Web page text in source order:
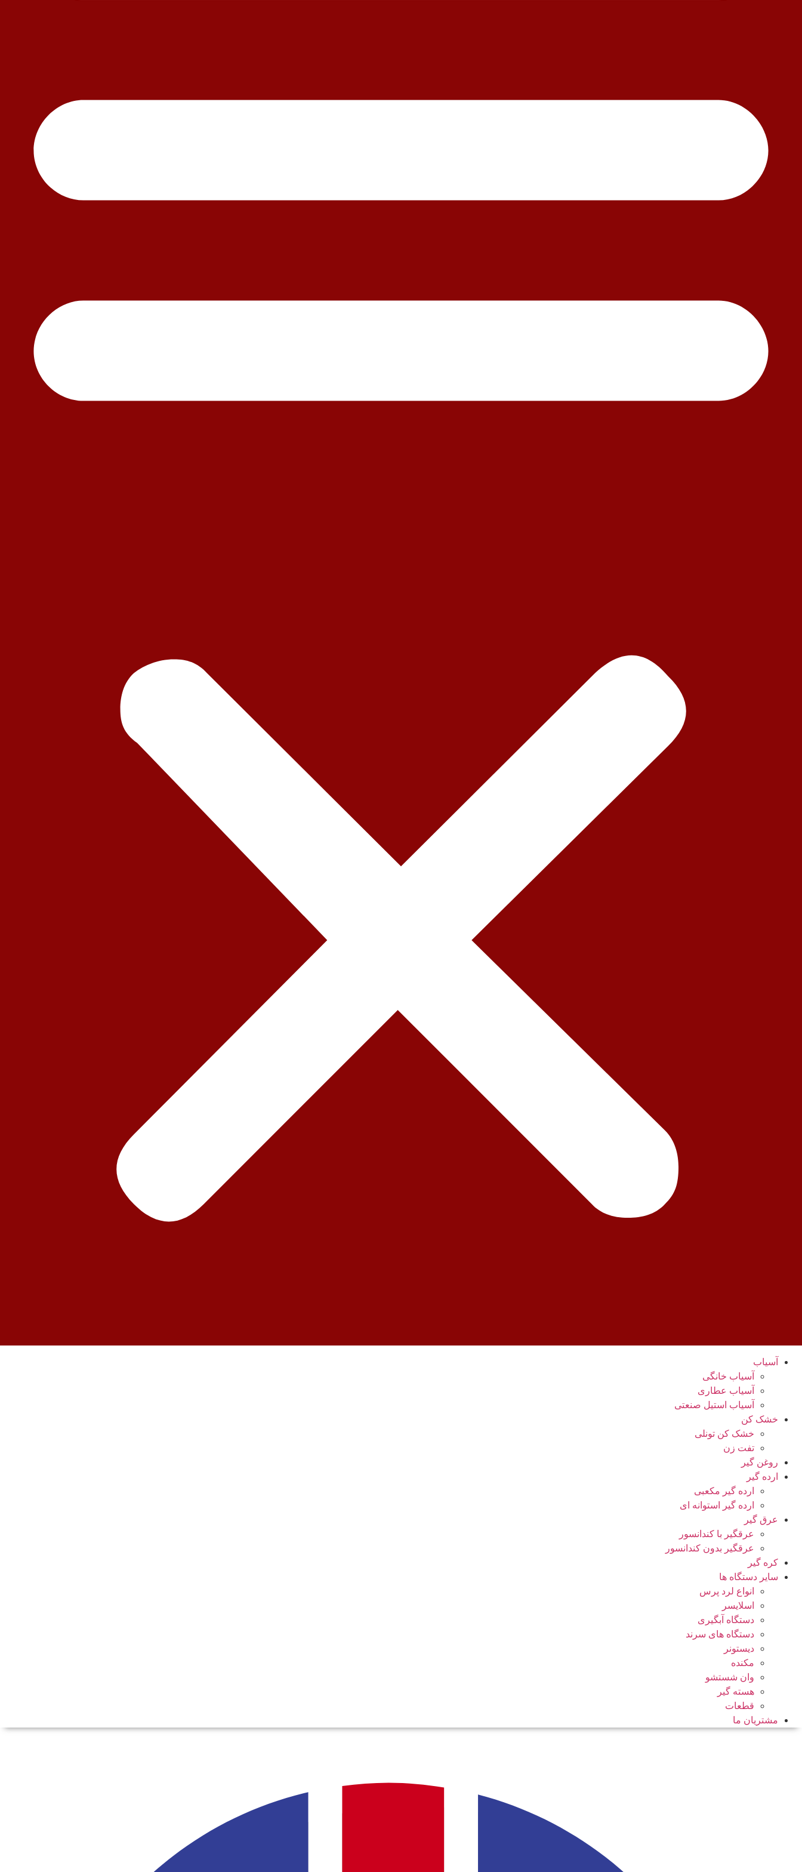
آسیاب
آسیاب خانگی
آسیاب عطاری
آسیاب استیل صنعتی
خشک کن
خشک کن تونلی
تفت زن
روغن گیر
ارده گیر
ارده گیر مکعبی
ارده گیر استوانه ای
عرق گیر
عرقگیر با کندانسور
عرقگیر بدون کندانسور
کره گیر
سایر دستگاه ها
انواع لرد پرس
اسلایسر
دستگاه آبگیری
دستگاه های سرند
دیستونر
مکنده
وان شستشو
هسته گیر
قطعات
مشتریان ما